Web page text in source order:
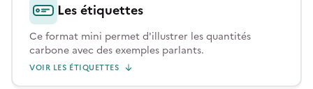
Les étiquettes
Ce format mini permet d'illustrer les quantités
carbone avec des exemples parlants.
VOIR LES ÉTIQUETTES